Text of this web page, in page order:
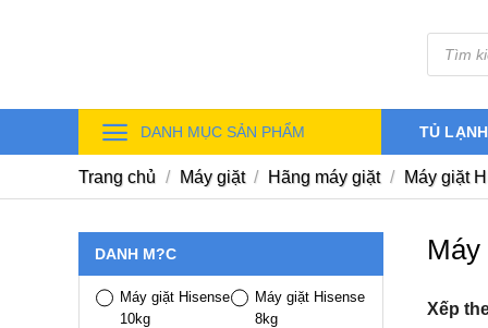
Tìm
kiếm
sản
DANH MỤC SẢN PHẨM TỦ LẠNH
Trang chủ / Máy giặt / Hãng máy giặt / Máy giặt
DANH M?C
Máy giặt Hisense
10kg
Máy giặt Hisense
8kg
Xếp